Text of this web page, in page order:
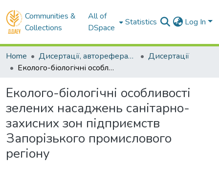
Communities &
Collections
All of
DSpace
Statistics Log In
Home Дисертації, автореферати, реферати
Дисертації
Еколого-біологічні особливості зелених насаджень санітарно-захисних зон підприємств Запорізького промислового регіону
Еколого-біологічні особливості
зелених насаджень санітарно-
захисних зон підприємств
Запорізького промислового
регіону